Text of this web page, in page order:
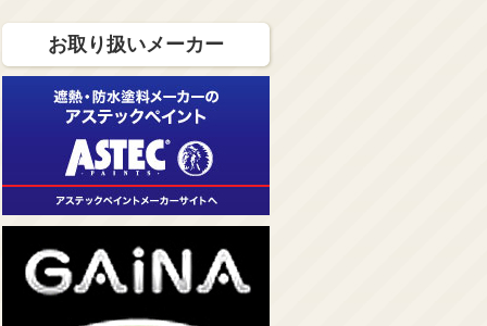
お取り扱いメーカー